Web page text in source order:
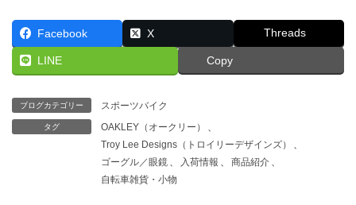
Facebook X Threads
LINE Copy
ブログカテゴリー スポーツバイク
タグ OAKLEY（オークリー）
Troy Lee Designs（トロイリーデザインズ）
ゴーグル／眼鏡
入荷情報 商品紹介
自転車雑貨・小物